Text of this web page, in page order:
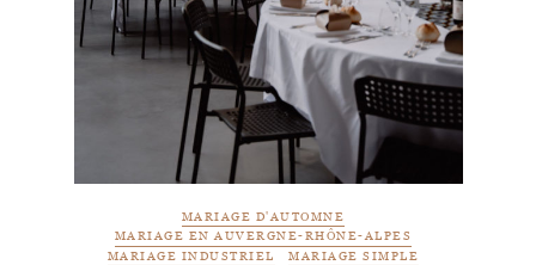
MARIAGE D'AUTOMNE
MARIAGE EN AUVERGNE-RHÔNE-ALPES
MARIAGE INDUSTRIEL
MARIAGE SIMPLE